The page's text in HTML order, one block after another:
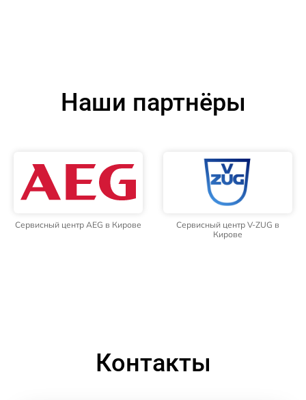
Наши партнёры
Сервисный центр AEG в Кирове
Сервисный центр V-ZUG в
Кирове
Контакты